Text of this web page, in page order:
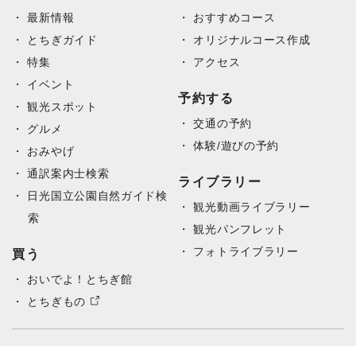
最新情報
とちぎガイド
特集
イベント
観光スポット
グルメ
おみやげ
通訳案内士検索
日光国立公園自然ガイド検
索
買う
おいでよ！とちぎ館
とちぎもの
おすすめコース
オリジナルコース作成
アクセス
予約する
交通の予約
体験/遊びの予約
ライブラリー
観光動画ライブラリー
観光パンフレット
フォトライブラリー